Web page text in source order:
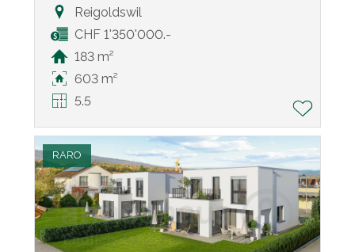
Reigoldswil
CHF 1'350'000.-
183 m²
603 m²
5.5
RARO